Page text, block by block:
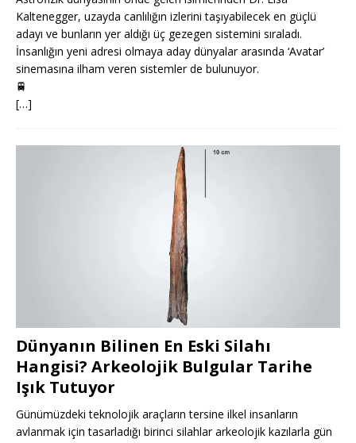
Kaltenegger, uzayda canlılığın izlerini taşıyabilecek en güçlü
adayı ve bunların yer aldığı üç gezegen sistemini sıraladı.
İnsanlığın yeni adresi olmaya aday dünyalar arasında ‘Avatar’
sinemasına ilham veren sistemler de bulunuyor.
🚆
[…]
Dünyanın Bilinen En Eski Silahı
Hangisi? Arkeolojik Bulgular Tarihe
Işık Tutuyor
Günümüzdeki teknolojik araçların tersine ilkel insanların
avlanmak için tasarladığı birinci silahlar arkeolojik kazılarla gün